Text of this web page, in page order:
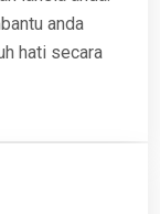
anda
hati secara